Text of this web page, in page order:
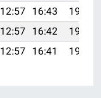
12:57 16:43
19:45
12:57 16:42
19:43
12:57 16:41 19:42